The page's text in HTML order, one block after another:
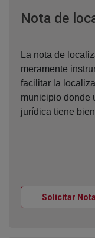
Nota de
La nota de
meramente
facilitar la
municipio donde
jurídica tiene
Solicitar